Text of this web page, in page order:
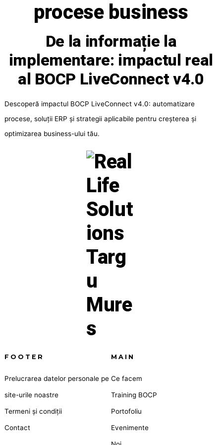
procese business
De la informație la
implementare: impactul real
al BOCP LiveConnect v4.0
Descoperă impactul BOCP LiveConnect v4.0: automatizare
procese, soluții ERP și strategii aplicabile pentru creșterea și
optimizarea business-ului tău.
FOOTER
Prelucrarea datelor personale pe
site-urile noastre
Termeni și condiții
Contact
MAIN
Ce facem
Training BOCP
Portofoliu
Evenimente